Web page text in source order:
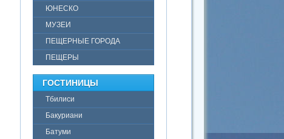
ЮНЕСКО
МУЗЕИ
ПЕЩЕРНЫЕ ГОРОДА
ПЕЩЕРЫ
ГОСТИНИЦЫ
Тбилиси
Бакуриани
Батуми